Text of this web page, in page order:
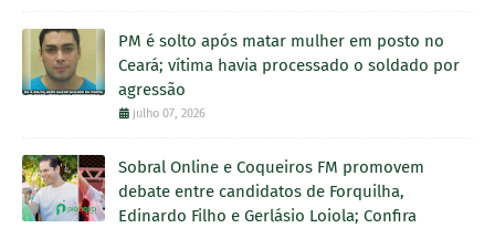
PM é solto após matar mulher em posto no
Ceará; vítima havia processado o soldado por
agressão
julho 07, 2026
Sobral Online e Coqueiros FM promovem
debate entre candidatos de Forquilha,
Edinardo Filho e Gerlásio Loiola; Confira